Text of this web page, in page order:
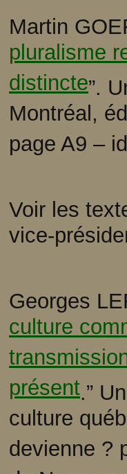
Martin
pluralisme
distincte”.
Montréal,
page A9 –
Voir les
vice-
Georges
culture
présent.”
culture
devienne ?